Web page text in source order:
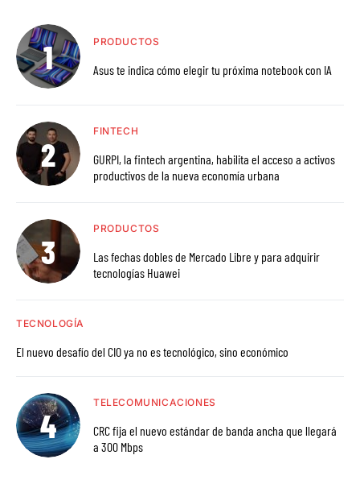
PRODUCTOS
Asus te indica cómo elegir tu próxima notebook con IA
FINTECH
GURPI, la fintech argentina, habilita el acceso a activos
productivos de la nueva economía urbana
PRODUCTOS
Las fechas dobles de Mercado Libre y para adquirir
tecnologías Huawei
TECNOLOGÍA
El nuevo desafío del CIO ya no es tecnológico, sino económico
TELECOMUNICACIONES
CRC fija el nuevo estándar de banda ancha que llegará
a 300 Mbps